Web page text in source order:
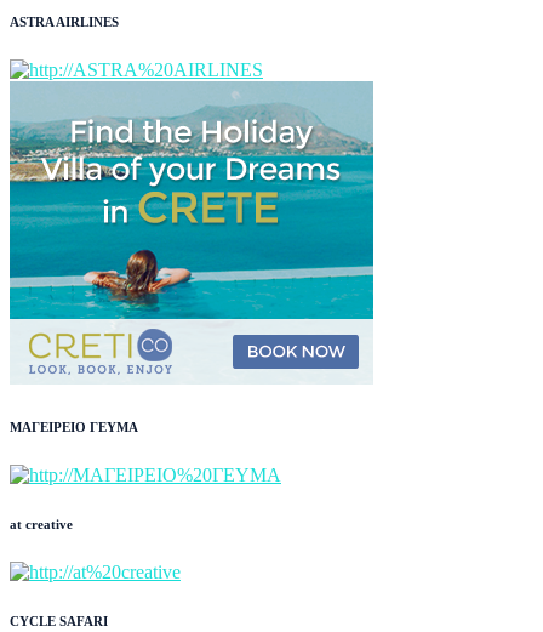
ASTRA AIRLINES
ΜΑΓΕΙΡΕΙΟ ΓΕΥΜΑ
at creative
CYCLE SAFARI